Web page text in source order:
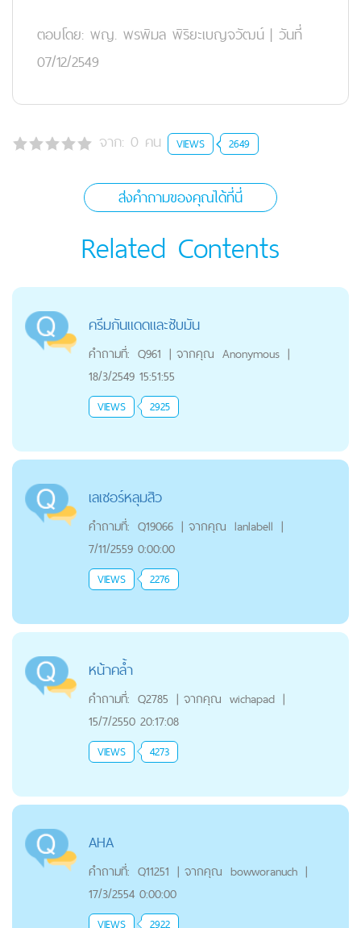
ตอบโดย: พญ. พรพิมล พิริยะเบญจวัฒน์ | วันที่
07/12/2549
จาก: 0 คน VIEWS 2649
ส่งคำถามของคุณได้ที่นี่
Related Contents
ครีมกันแดดและซับมัน
คำถามที่: Q961 | จากคุณ Anonymous |
18/3/2549 15:51:55
VIEWS 2925
เลเซอร์หลุมสิว
คำถามที่: Q19066 | จากคุณ lanlabell |
7/11/2559 0:00:00
VIEWS 2276
หน้าคล้ำ
คำถามที่: Q2785 | จากคุณ wichapad |
15/7/2550 20:17:08
VIEWS 4273
AHA
คำถามที่: Q11251 | จากคุณ bowworanuch |
17/3/2554 0:00:00
VIEWS 2922